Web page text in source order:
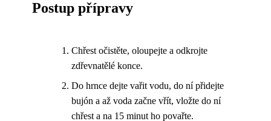
Postup přípravy
Chřest očistěte, oloupejte a odkrojte
zdřevnatělé konce.
Do hrnce dejte vařit vodu, do ní přidejte
bujón a až voda začne vřít, vložte do ní
chřest a na 15 minut ho povařte.